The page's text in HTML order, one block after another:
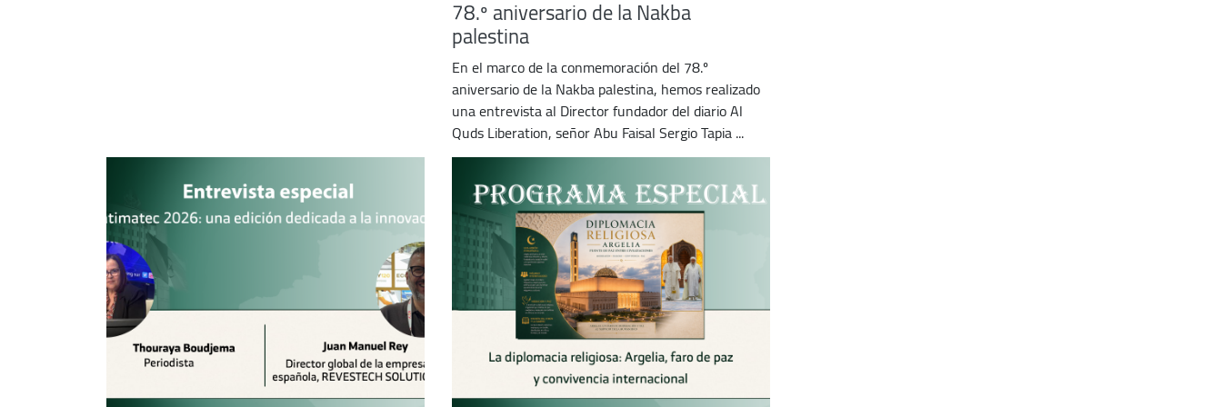
78.º aniversario de la Nakba
palestina
En el marco de la conmemoración del 78.º
aniversario de la Nakba palestina, hemos realizado
una entrevista al Director fundador del diario Al
Quds Liberation, señor Abu Faisal Sergio Tapia ...